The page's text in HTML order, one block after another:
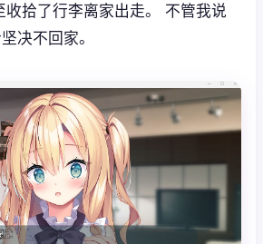
收拾了行李离家出走。 不管我说
决不回家。